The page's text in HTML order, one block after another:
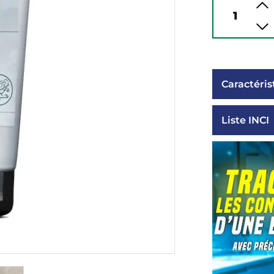
Liste INCI